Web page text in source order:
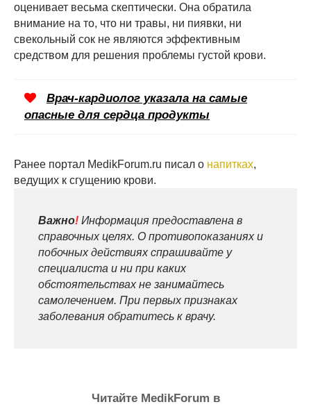
оценивает весьма скептически. Она обратила
внимание на то, что ни травы, ни пиявки, ни
свекольный сок не являются эффективным
средством для решения проблемы густой крови.
Врач-кардиолог указала на самые
опасные для сердца продукты
Ранее портал MedikForum.ru писал о напитках,
ведущих к сгущению крови.
Важно! Информация предоставлена в
справочных целях. О противопоказаниях и
побочных действиях спрашивайте у
специалиста и ни при каких
обстоятельствах не занимайтесь
самолечением. При первых признаках
заболевания обратитесь к врачу.
Читайте MedikForum в